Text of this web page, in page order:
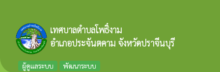
เทศบาลตำบลโพธิ์งาม
อำเภอประจันตคาม จังหวัดปราจีนบุรี
ผู้ดูแลระบบ พัฒนาระบบ